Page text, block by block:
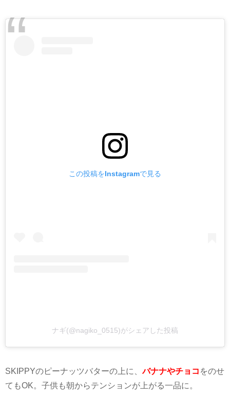
この投稿をInstagramで見る
ナギ(@nagiko_0515)がシェアした投稿
SKIPPYのピーナッツバターの上に、 バナナやチョコ をのせ
てもOK 。子供も朝からテンションが上がる一品に。